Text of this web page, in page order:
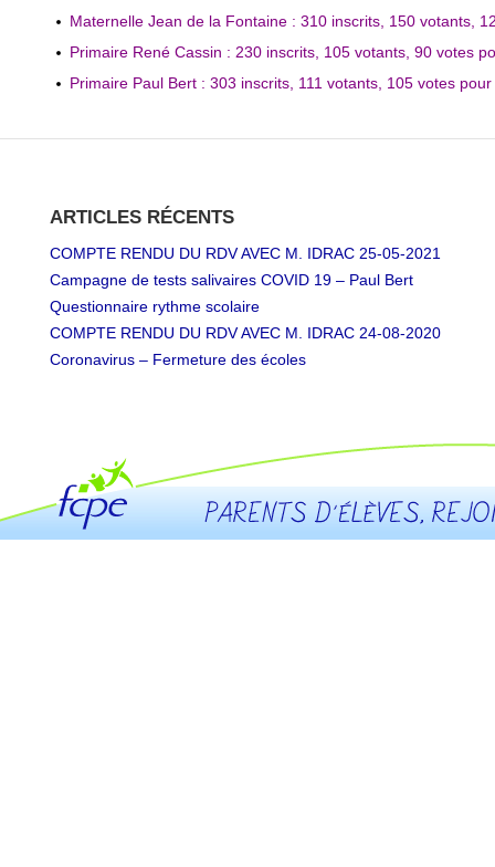
Maternelle Jean de la Fontaine : 310 inscrits, 150 votants,
Primaire René Cassin : 230 inscrits, 105 votants, 90 votes
Primaire Paul Bert : 303 inscrits, 111 votants, 105 votes
ARTICLES RÉCENTS
COMPTE RENDU DU RDV AVEC M. IDRAC 25-05-2021
Campagne de tests salivaires COVID 19 – Paul Bert
Questionnaire rythme scolaire
COMPTE RENDU DU RDV AVEC M. IDRAC 24-08-2020
Coronavirus – Fermeture des écoles